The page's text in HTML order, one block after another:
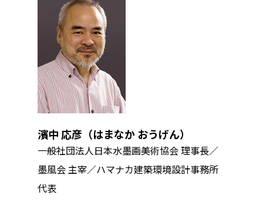
濱中 応彦（はまなか おうげん）
一般社団法人日本水墨画美術協会 理事長／
墨風会 主宰／ハマナカ建築環境設計事務所
代表